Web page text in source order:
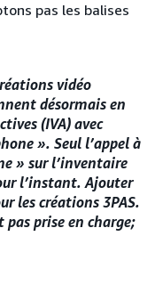
pas les balises
vidéo
désormais en
(IVA) avec
». Seul l’appel à
» sur l’inventaire
l’instant. Ajouter
les créations 3PAS.
pas prise en charge;